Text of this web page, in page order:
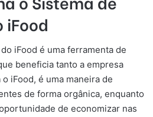
iFood
iFood é uma ferramenta de
beneficia tanto a empresa
iFood, é uma maneira de
de forma orgânica, enquanto
de economizar nas